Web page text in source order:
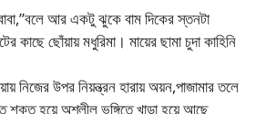
আর একটু ঝুকে বাম দিকের স্তনটা
ছোঁয়ায় মধুরিমা। মায়ের ছামা চুদা কাহিনি
নিজের উপর নিয়ন্ত্রন হারায় অয়ন,পাজামার তলে
শক্ত হয়ে অশ্লীল ভঙ্গিতে খাড়া হয়ে আছে